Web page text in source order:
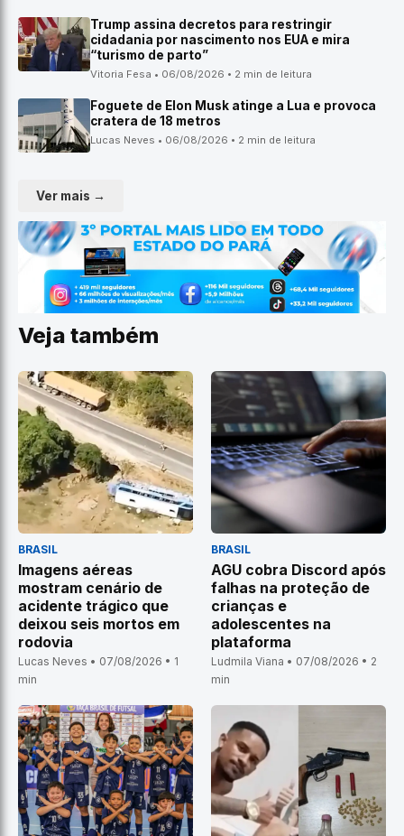
Trump assina decretos para restringir
cidadania por nascimento nos EUA e mira
“turismo de parto”
Vitoria Fesa • 06/08/2026 • 2 min de leitura
Foguete de Elon Musk atinge a Lua e provoca
cratera de 18 metros
Lucas Neves • 06/08/2026 • 2 min de leitura
Ver mais →
Veja também
BRASIL
Imagens aéreas
mostram cenário de
acidente trágico que
deixou seis mortos em
rodovia
Lucas Neves • 07/08/2026 • 1
min
BRASIL
AGU cobra Discord após
falhas na proteção de
crianças e
adolescentes na
plataforma
Ludmila Viana • 07/08/2026 • 2
min